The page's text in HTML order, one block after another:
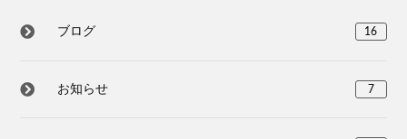
ブログ 16
お知らせ 7